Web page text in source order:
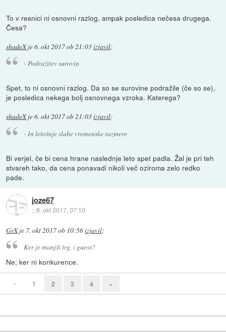
To v resnici ni osnovni razlog, ampak posledica nečesa drugega.
Česa?
shadeXje6. okt 2017 ob 21:03izjavil:
- Podražitev surovin
Spet, to ni osnovni razlog. Da so se surovine podražile (če so se),
je posledica nekega bolj osnovnega vzroka. Katerega?
shadeXje6. okt 2017 ob 21:03izjavil:
- In letošnje slabe vremenske razmere
Bi verjel, če bi cena hrane naslednje leto spet padla. Žal je pri teh
stvareh tako, da cena ponavadi nikoli več oziroma zelo redko
pade.
joze67
::8. okt 2017, 07:10
GrXje 7. okt 2017 ob 10:56izjavil:
Ker je manjši trg, i guess?
Ne; ker ni konkurence.
« 1 2 3 4 »